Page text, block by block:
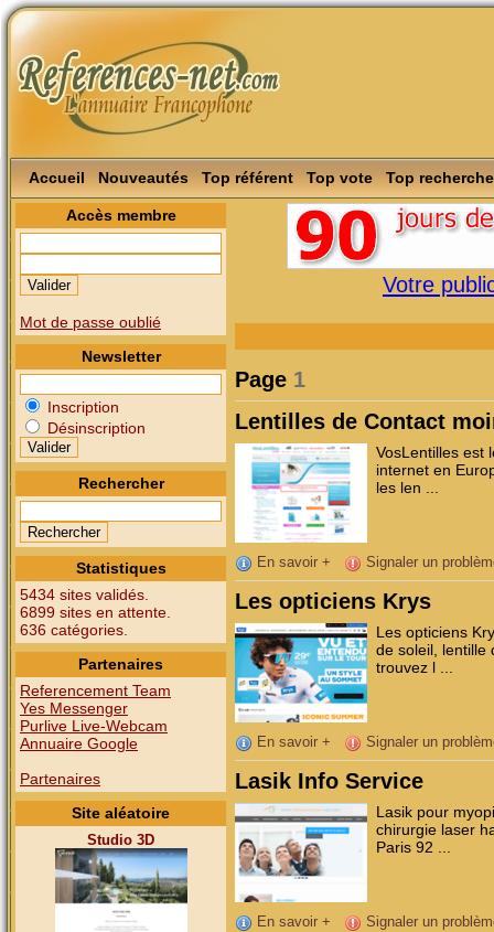
Accueil Nouveautés Top référent Top vote Top recherche
Accès membre
Mot de passe oublié
Newsletter
Inscription
Désinscription
Rechercher
Statistiques
5434 sites validés.
6899 sites en attente.
636 catégories.
Partenaires
Referencement Team
Yes Messenger
Purlive Live-Webcam
Annuaire Google
Partenaires
Site aléatoire
Studio 3D
Votre
Page 1
Lentilles de Contact
VosLentilles est
internet en
les len ...
En savoir + Signaler un
Les opticiens Krys
Les opticiens
de soleil, lentille
trouvez l ...
En savoir + Signaler un
Lasik Info Service
Lasik pour
chirurgie laser
Paris 92 ...
En savoir + Signaler un